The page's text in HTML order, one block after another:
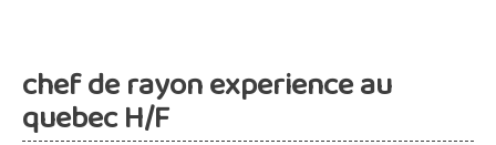
chef de rayon experience au
quebec H/F